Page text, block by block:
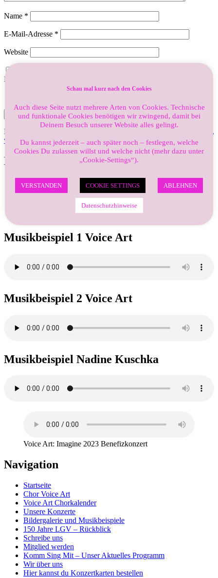
Name *
E-Mail-Adresse *
Website
Mail.
Diese Website verwendet Akismet, um Spam zu reduzieren.
Erfahre,
wie deine Kommentardaten verarbeitet werden.
Neueste Beiträge
Wir gehen in die Sommerpause
Heiß – Heißer – Konzert
Musicals – Probephase geht los
Wir rollen den roten Teppich aus!
Musikbeispiel 1 Voice Art
Musikbeispiel 2 Voice Art
Musikbeispiel Nadine Kuschka
Voice Art: Imagine 2023 Benefizkonzert
Navigation
Startseite
Chor Voice Art
Voice Art Chorkalender
Unsere Konzerte
Bildergalerie und Musikbeispiele
150 Jahre LGV – Rückblick
Schreibe uns
Mitglied werden
Komm Sing Mit – Unser Aktuelles Programm
Wir über uns
Hier kannst du Konzertkarten bestellen
Schau mal kurz nach den Cookies
Auch diese Seite nutzt mehrere Arten von Cookies. Technische
und funktionale Cookies benötigen wir zwingend, damit bei
Deinem Besuch unserer Website alles gelingt.
Du kannst jederzeit – auch später noch – festlegen, welche
Cookies Du zulassen willst und welche nicht (mehr dazu unter
„Cookie-Settings“).
VERSTANDEN COOKIE SETTINGS ABLEHNEN
Datenschutzhinweise